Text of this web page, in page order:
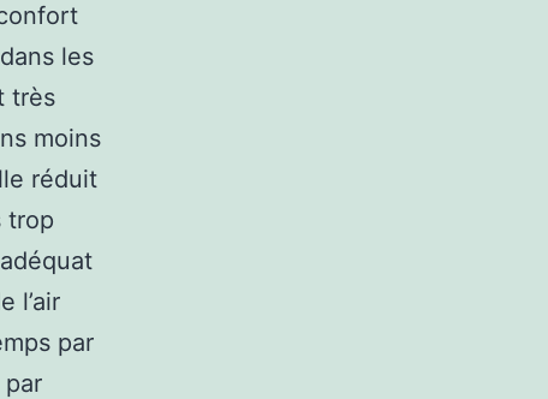
les
très
moins
réduit
trop
l’air
par